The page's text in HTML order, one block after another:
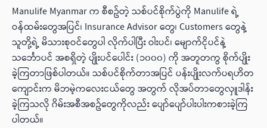
Manulife Myanmar က စီစဥ်တဲ့ သစ်ပင်စိုက်ပွဲကို Manulife ရဲ့
ဝန်ထမ်းတွေအပြင်၊ Insurance Advisor တွေ၊ Customers တွေနဲ့
သူတို့ရဲ့ မိသားစုဝင်တွေပါ လိုက်ပါပြီး ဝါးပင်၊ မျောက်ငိုပင်နဲ့
သင်္ဘောပင် အစရှိတဲ့ ပျိုးပင်ပေါင်း (၁၀၀၀) ကို အတူတကွ စိုက်ပျိုး
ခဲ့ကြတာဖြစ်ပါတယ်။ သစ်ပင်စိုက်တာအပြင် ပန်းပျိုးလက်ပရဟိတ
ကျောင်းက မိဘမဲ့ကလေးငယ်တွေ အတွက် လိုအပ်တာတွေလှူဒါန်း
ခဲ့ကြသလို ဂိမ်းအစီအစဥ်တွေကိုလည်း ပျော်ပျော်ပါးပါးကစားခဲ့ကြ
ပါတယ်။